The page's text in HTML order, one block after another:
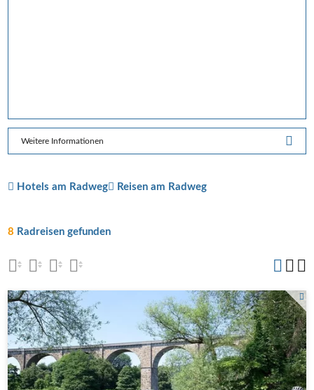
Weitere Informationen
Hotels am Radweg Reisen am Radweg
8 Radreisen gefunden
Herdecke Ruhrviadukt